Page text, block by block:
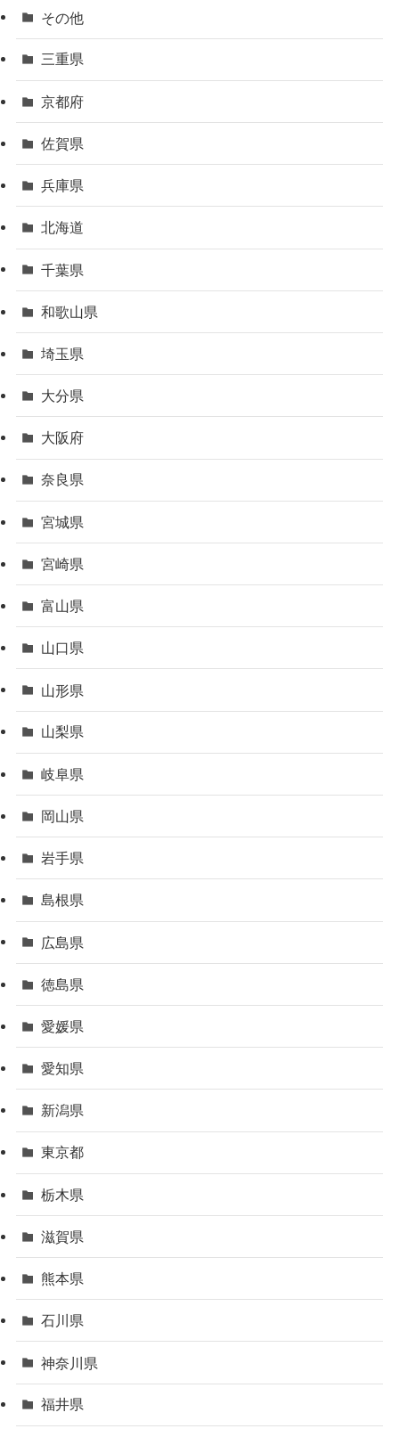
その他
三重県
京都府
佐賀県
兵庫県
北海道
千葉県
和歌山県
埼玉県
大分県
大阪府
奈良県
宮城県
宮崎県
富山県
山口県
山形県
山梨県
岐阜県
岡山県
岩手県
島根県
広島県
徳島県
愛媛県
愛知県
新潟県
東京都
栃木県
滋賀県
熊本県
石川県
神奈川県
福井県